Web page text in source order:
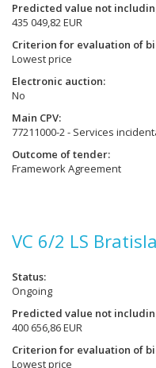
Predicted value not
435 049,82 EUR
Criterion for evaluation of
Lowest price
Electronic auction
No
Main CPV
77211000-2 - Services
Outcome of tender
Framework Agreement
VC 6/2 LS
Status
Ongoing
Predicted value not
400 656,86 EUR
Criterion for evaluation of
Lowest price